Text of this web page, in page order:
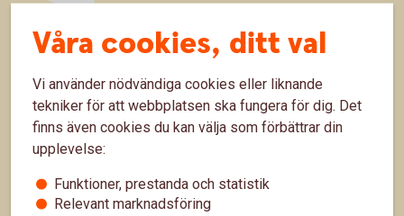
Våra cookies, ditt val
Vi använder nödvändiga cookies eller liknande
tekniker för att webbplatsen ska fungera för dig. Det
finns även cookies du kan välja som förbättrar din
upplevelse:
Funktioner, prestanda och statistik
Relevant marknadsföring
Sidfot
Hitta snabbt
Kontakta oss
Spärrhjälp
Priser, räntor och kurser